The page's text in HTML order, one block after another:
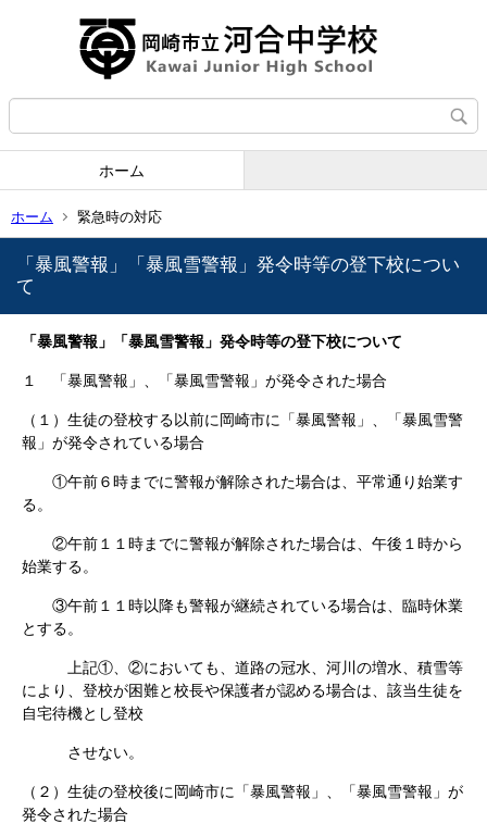
ホーム
ホーム 緊急時の対応
「暴風警報」「暴風雪警報」発令時等の登下校につい
て
「暴風警報」「暴風雪警報」発令時等の登下校について
１ 「暴風警報」、「暴風雪警報」が発令された場合
（１）生徒の登校する以前に岡崎市に「暴風警報」、「暴風雪警
報」が発令されている場合
①午前６時までに警報が解除された場合は、平常通り始業す
る。
②午前１１時までに警報が解除された場合は、午後１時から
始業する。
③午前１１時以降も警報が継続されている場合は、臨時休業
とする。
上記①、②においても、道路の冠水、河川の増水、積雪等
により、登校が困難と校長や保護者が認める場合は、該当生徒を
自宅待機とし登校
させない。
（２）生徒の登校後に岡崎市に「暴風警報」、「暴風雪警報」が
発令された場合